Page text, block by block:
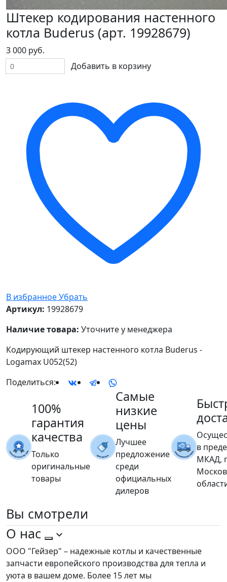
Штекер кодирования настенного
котла Buderus (арт. 19928679)
3 000 руб.
Добавить в корзину
В избранноеУбрать
Артикул: 19928679
Наличие товара: Уточните у менеджера
Кодирующий штекер настенного котла Buderus -
Logamax U052(52)
Поделиться:
100%
гарантия
качества
Только
оригинальные
товары
Самые
низкие
цены
Лучшее
предложение
среди
официальных
дилеров
в
МКАД,
Вы смотрели
О нас
ООО "Гейзер" – надежные котлы и качественные
запчасти европейского производства для тепла и
уюта в вашем доме. Более 15 лет мы